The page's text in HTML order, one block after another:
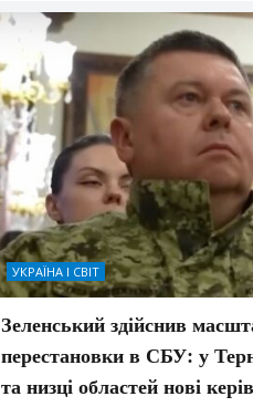
УКРАЇНА І СВІТ
Зеленський здійснив
перестановки в СБУ: у
та низці областей нові